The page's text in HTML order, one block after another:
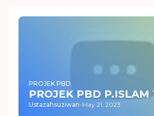
PROJEK PBD
PROJEK PBD P.ISLAM
Ustazahsuziwan-May 21, 2023